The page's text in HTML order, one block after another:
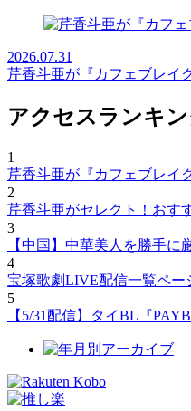
2026.07.31
芹香斗亜が『カフェブレイ
アクセスランキ
1
芹香斗亜が『カフェブレイ
2
芹香斗亜がセレクト！おす
3
【中国】中華美人を勝手
4
宝塚歌劇LIVE配信一覧ペー
5
【5/31配信】タイBL『